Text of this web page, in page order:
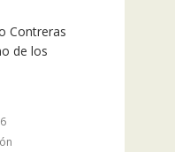
Contreras
de los